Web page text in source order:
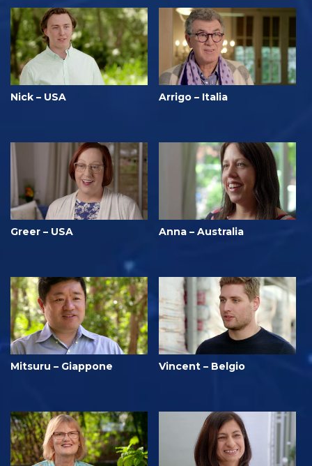
Nick – USA Arrigo – Italia
Greer – USA Anna – Australia
Mitsuru – Giappone Vincent – Belgio